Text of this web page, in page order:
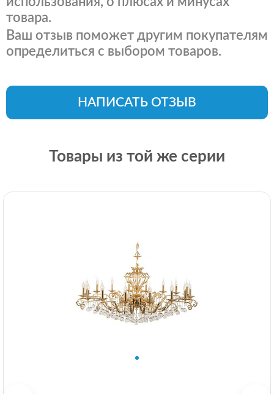
товара.
Ваш отзыв поможет другим покупателям
определиться с выбором товаров.
НАПИСАТЬ ОТЗЫВ
Товары из той же серии